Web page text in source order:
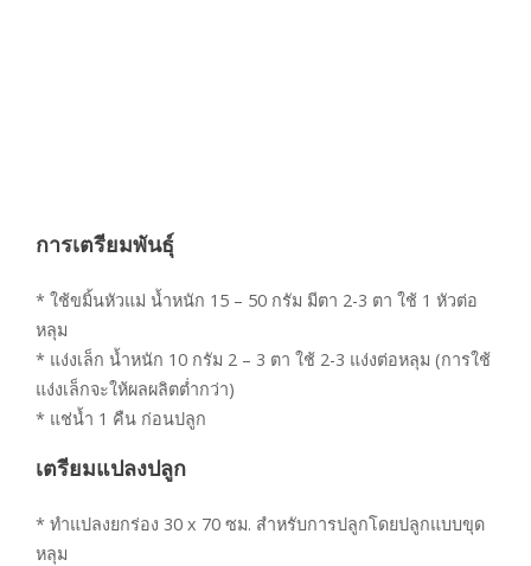
การเตรียมพันธุ์
* ใช้ขมิ้นหัวแม่ น้ำหนัก 15 – 50 กรัม มีตา 2-3 ตา ใช้ 1 หัวต่อ
หลุม
* แง่งเล็ก น้ำหนัก 10 กรัม 2 – 3 ตา ใช้ 2-3 แง่งต่อหลุม (การใช้
แง่งเล็กจะให้ผลผลิตต่ำกว่า)
* แช่น้ำ 1 คืน ก่อนปลูก
เตรียมแปลงปลูก
* ทำแปลงยกร่อง 30 x 70 ซม. สำหรับการปลูกโดยปลูกแบบขุด
หลุม